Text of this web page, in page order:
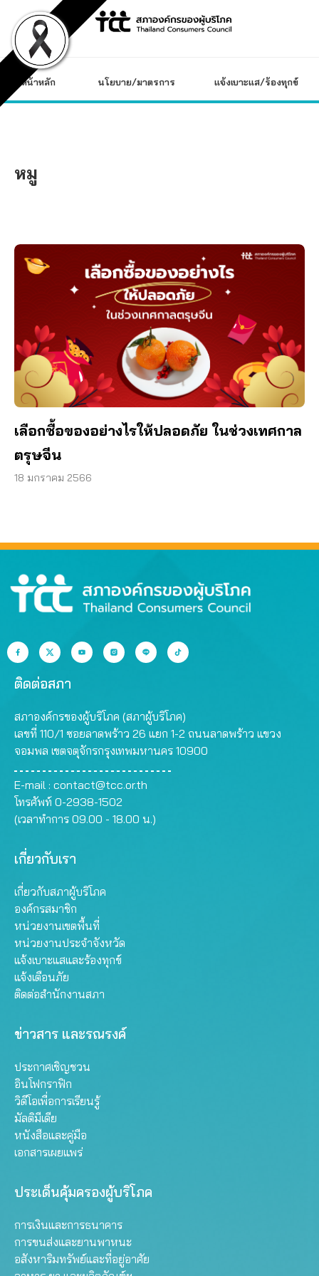
content
หน้าหลัก นโยบาย/มาตรการ แจ้งเบาะแส/ร้องทุกข์
หมู
เลือกซื้อของอย่างไรให้ปลอดภัย ในช่วงเทศกาล
ตรุษจีน
18 มกราคม 2566
ติดต่อสภา
สภาองค์กรของผู้บริโภค (สภาผู้บริโภค)
เลขที่ 110/1 ซอยลาดพร้าว 26 แยก 1-2 ถนนลาดพร้าว แขวง
จอมพล เขตจตุจักรกรุงเทพมหานคร 10900
E-mail : contact@tcc.or.th
โทรศัพท์ 0-2938-1502
(เวลาทำการ 09.00 - 18.00 น.)
เกี่ยวกับเรา
เกี่ยวกับสภาผู้บริโภค
องค์กรสมาชิก
หน่วยงานเขตพื้นที่
หน่วยงานประจำจังหวัด
แจ้งเบาะแสและร้องทุกข์
แจ้งเตือนภัย
ติดต่อสำนักงานสภา
ข่าวสาร และรณรงค์
ประกาศเชิญชวน
อินโฟกราฟิก
วิดีโอเพื่อการเรียนรู้
มัลติมีเดีย
หนังสือและคู่มือ
เอกสารเผยแพร่
ประเด็นคุ้มครองผู้บริโภค
การเงินและการธนาคาร
การขนส่งและยานพาหนะ
อสังหาริมทรัพย์และที่อยู่อาศัย